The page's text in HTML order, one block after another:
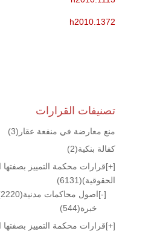
h2010.1372
تصنيفات القرارات
منع معارضة في منفعة عقار (3)
كفالة بنكية(2)
[+]قرارات محكمة التمييز بصفتها
الحقوقية)(6131)
[-]اصول محاكمات مدنية(2220)
خبرة(544)
[+]قرارات محكمة التمييز بصفتها